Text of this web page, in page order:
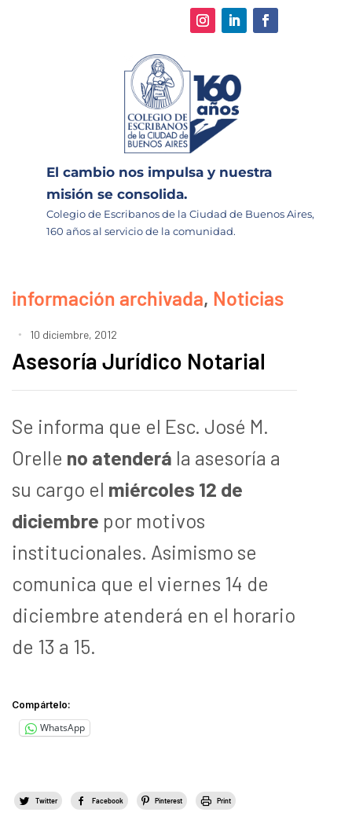
El cambio nos impulsa y nuestra
misión se consolida.
Colegio de Escribanos de la Ciudad de Buenos Aires,
160 años al servicio de la comunidad.
información archivada, Noticias
10 diciembre, 2012
Asesoría Jurídico Notarial
Se informa que el Esc. José M.
Orelle no atenderá la asesoría a
su cargo el miércoles 12 de
diciembre por motivos
institucionales. Asimismo se
comunica que el viernes 14 de
diciembre atenderá en el horario
de 13 a 15.
Compártelo:
WhatsApp
Twitter Facebook Pinterest Print